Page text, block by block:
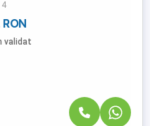
secundar, având o
liniară ...
validat